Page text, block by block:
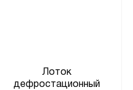
Лоток
дефростационный